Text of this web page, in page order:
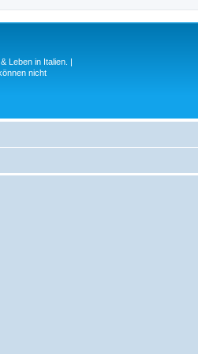
Leben in Italien. |
nicht